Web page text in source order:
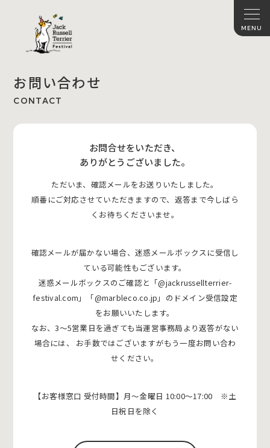
お問い合わせ
CONTACT
お問合せをいただき、
ありがとうございました。
ただいま、確認メールをお送りいたしました。
順番にご対応させていただきますので、返答まで今しばら
くお待ちくださいませ。
確認メールが届かない場合、迷惑メールボックスに受信し
ている可能性もございます。
迷惑メールボックスのご確認と「@jackrussellterrier-
festival.com」「@marbleco.co.jp」のドメイン受信設定
をお願いいたします。
なお、3〜5営業日を過ぎても当運営事務局より返答がない
場合には、
お手数ではございますがもう一度お問い合わ
せください。
【お客様窓口 受付時間】月〜金曜日 10:00〜17:00 ※土
日祝日を除く